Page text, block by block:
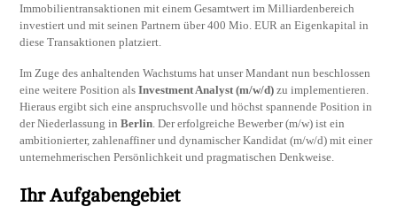
Immobilientransaktionen mit einem Gesamtwert im Milliardenbereich
investiert und mit seinen Partnern über 400 Mio. EUR an Eigenkapital in
diese Transaktionen platziert.
Im Zuge des anhaltenden Wachstums hat unser Mandant nun beschlossen
eine weitere Position alsInvestment Analyst (m/w/d) zu implementieren.
Hieraus ergibt sich eine anspruchsvolle und höchst spannende Position in
der Niederlassung inBerlin . Der erfolgreiche Bewerber (m/w) ist ein
ambitionierter, zahlenaffiner und dynamischer Kandidat (m/w/d) mit einer
unternehmerischen Persönlichkeit und pragmatischen Denkweise.
Ihr Aufgabengebiet